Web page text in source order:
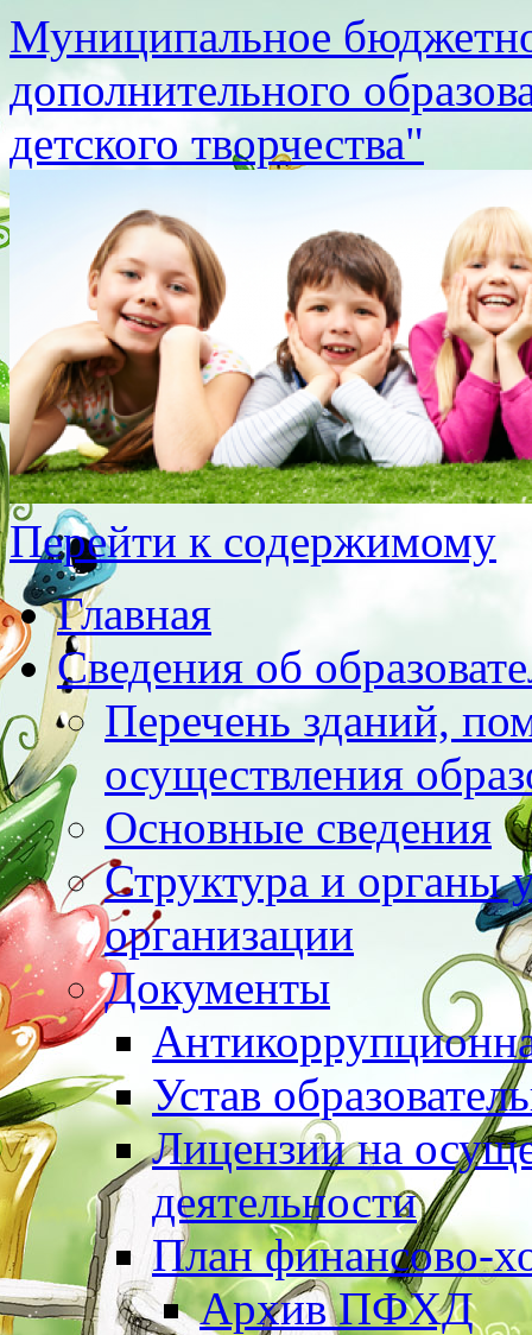
Муниципальное
дополнительного
детского творчества"
Перейти к содержимому
Главная
Сведения об
Перечень зданий,
осуществления
Основные сведения
Структура и органы
организации
Документы
Устав
Лицензии на
деятельности
План финансово-
Архив ПФХД